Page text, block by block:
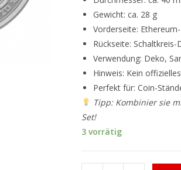
Gewicht: ca. 28 g
Vorderseite:
Rückseite:
Verwendung: Deko,
Hinweis: Kein
Perfekt für: Coin-
Tipp: Kombinier sie
Set!
3 vorrätig